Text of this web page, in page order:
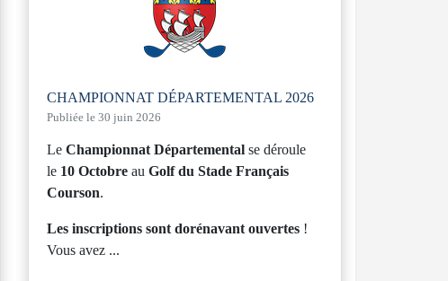
CHAMPIONNAT DÉPARTEMENTAL 2026
Publiée le 30 juin 2026
Le Championnat Départemental se déroule
le10 Octobreau Golf du Stade Français
Courson.
Les inscriptions sont dorénavant ouvertes!
Vous avez ...